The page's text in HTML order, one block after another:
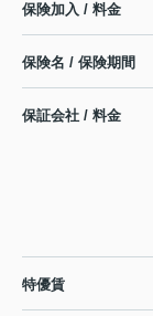
保険加入 / 料金
保険名 / 保険期間
保証会社 / 料金
特優賃